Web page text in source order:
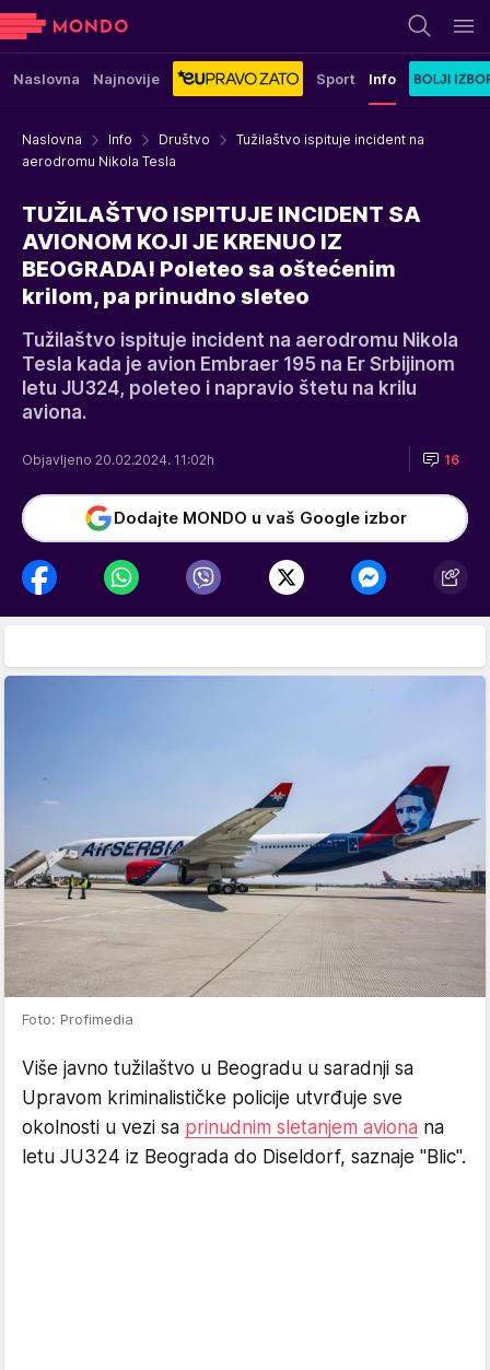
Naslovna Najnovije Sport Info
Naslovna Info Društvo
Tužilaštvo ispituje incident na
aerodromu Nikola Tesla
TUŽILAŠTVO ISPITUJE INCIDENT SA
AVIONOM KOJI JE KRENUO IZ
BEOGRADA! Poleteo sa oštećenim
krilom, pa prinudno sleteo
Tužilaštvo ispituje incident na aerodromu Nikola
Tesla kada je avion Embraer 195 na Er Srbijinom
letu JU324, poleteo i napravio štetu na krilu
aviona.
Objavljeno 20.02.2024. 11:02h 16
Dodajte MONDO u vaš Google izbor
Foto: Profimedia
Više javno tužilaštvo u Beogradu u saradnji sa
Upravom kriminalističke policije utvrđuje sve
okolnosti u vezi sa prinudnim sletanjem aviona na
letu JU324 iz Beograda do Diseldorf, saznaje "Blic".